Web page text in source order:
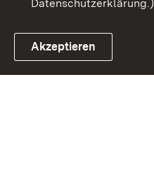
Datenschutzerklärung.)
Akzeptieren